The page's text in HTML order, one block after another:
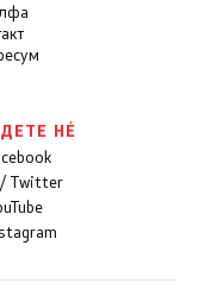
НÉ
Twitter